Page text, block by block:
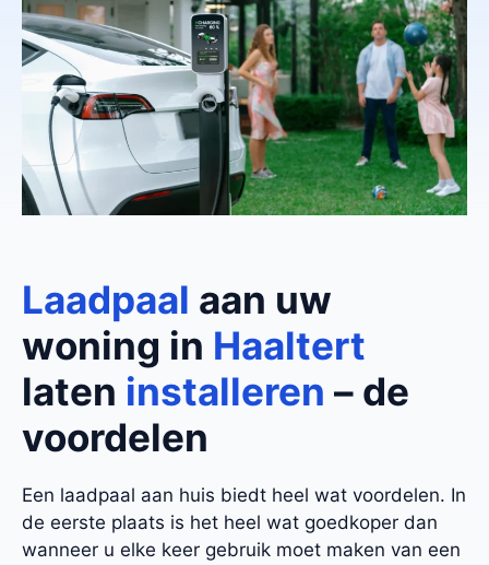
Laadpaal aan uw
woning in Haaltert
laten installeren – de
voordelen
Een laadpaal aan huis biedt heel wat voordelen. In
de eerste plaats is het heel wat goedkoper dan
wanneer u elke keer gebruik moet maken van een